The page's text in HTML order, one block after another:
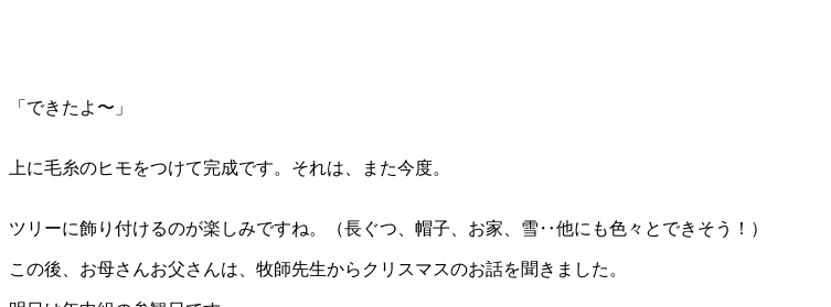
「できたよ〜」
上に毛糸のヒモをつけて完成です。それは、また今度。
ツリーに飾り付けるのが楽しみですね。（長ぐつ、帽子、お家、雪‥他にも色々とできそう！）
この後、お母さんお父さんは、牧師先生からクリスマスのお話を聞きました。